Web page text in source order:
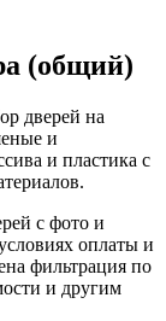
(общий)
дверей на
и
и пластика с
с фото и
оплаты и
фильтрация по
и другим